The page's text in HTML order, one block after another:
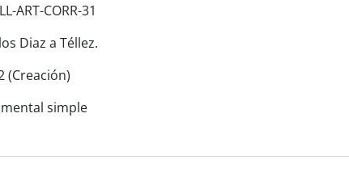
ART-CORR-31
Diaz a Téllez.
(Creación)
simple